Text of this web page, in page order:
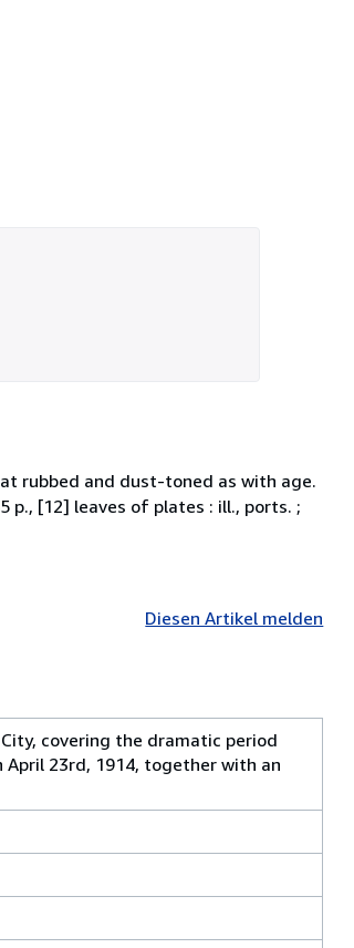
rubbed and dust-toned as with age.
p., [12] leaves of plates : ill., ports. ;
Diesen Artikel melden
covering the dramatic period
23rd, 1914, together with an